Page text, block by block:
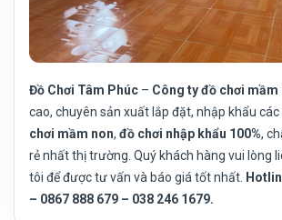
Đồ Chơi Tâm Phúc – Công ty đồ chơi mầm
cao, chuyên sản xuất lắp đặt, nhập khẩu
chơi mầm non, đồ chơi nhập khẩu 100%,
rẻ nhất thị trường. Quý khách hàng vui lòng
tôi để được tư vấn và báo giá tốt nhất.
– 0867 888 679 – 038 246 1679.